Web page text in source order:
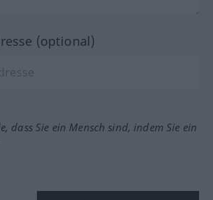
(optional)
dass Sie ein Mensch sind, indem Sie ein